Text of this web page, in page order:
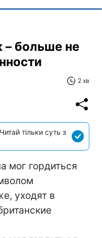
больше не
2 хв
тільки суть з
мог гордиться
уходят в